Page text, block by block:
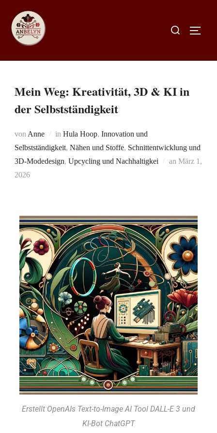
Mein Weg: Kreativität, 3D & KI in
der Selbstständigkeit
von Anne in Hula Hoop, Innovation und
Selbstständigkeit, Nähen und Stoffe, Schnittentwicklung und
3D-Modedesign, Upcycling und Nachhaltigkei an März 1,
2026
Erstellt OpenAIs Text-to-Image AI Tool DALL-E 3 und
KI-Bot ChatGPT